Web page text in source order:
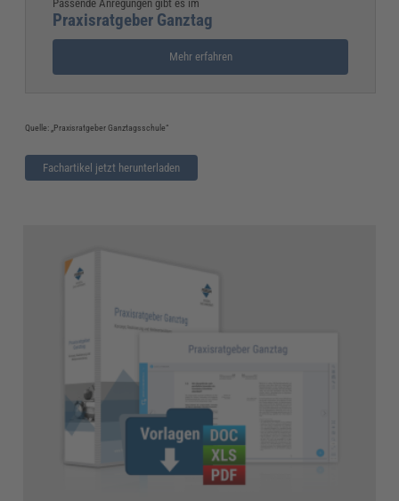
Passende Anregungen gibt es im
Praxisratgeber Ganztag
Mehr erfahren
Quelle: „Praxisratgeber Ganztagsschule“
Fachartikel jetzt herunterladen